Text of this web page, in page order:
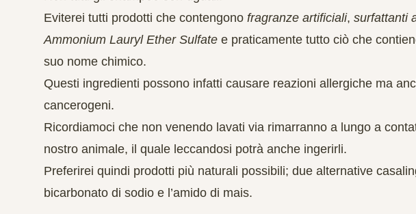
Eviterei tutti prodotti che contengono fragranze artificiali, surfattanti
Ammonium Lauryl Ether Sulfate e praticamente tutto ciò che
suo nome chimico.
Questi ingredienti possono infatti causare reazioni allergiche ma
cancerogeni.
Ricordiamoci che non venendo lavati via rimarranno a lungo a
nostro animale, il quale leccandosi potrà anche ingerirli.
Preferirei quindi prodotti più naturali possibili; due alternative
bicarbonato di sodio e l’amido di mais.